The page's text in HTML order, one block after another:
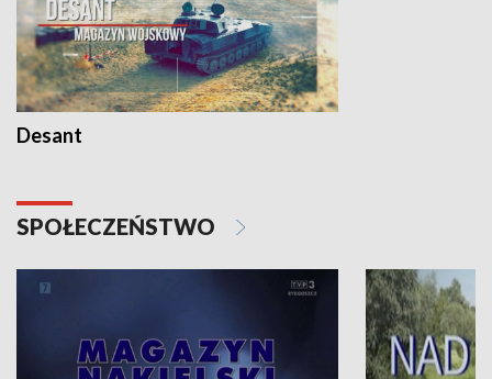
Desant
SPOŁECZEŃSTWO